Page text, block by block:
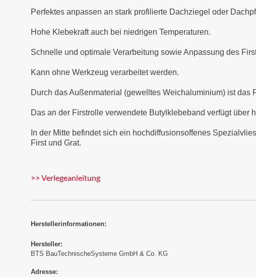
Perfektes anpassen an stark profilierte Dachziegel oder
Hohe Klebekraft auch bei niedrigen Temperaturen.
Schnelle und optimale Verarbeitung sowie Anpassung des
Kann ohne Werkzeug verarbeitet werden.
Durch das Außenmaterial (gewelltes Weichaluminium) ist
Das an der Firstrolle verwendete Butylklebeband verfügt über
In der Mitte befindet sich ein hochdiffusionsoffenes
First und Grat.
>> Verlegeanleitung
Herstellerinformationen:
Hersteller:
BTS BauTechnischeSysteme GmbH & Co. KG
Adresse: